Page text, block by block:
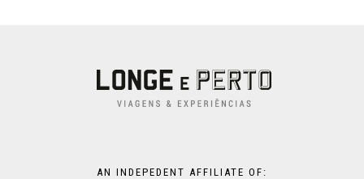
AN INDEPEDENT AFFILIATE OF: